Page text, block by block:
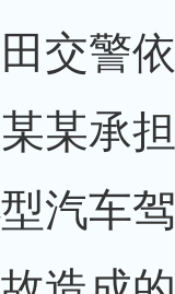
交警
某承
汽车